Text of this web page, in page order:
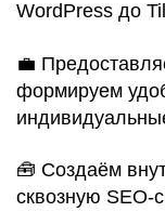
WordPress до
💼
формируем
🧰 Создаём
сквозную SEO-